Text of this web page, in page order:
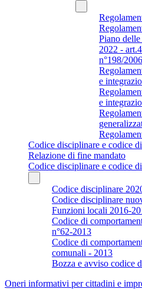
Piano
2022 -
n°198/2006
e
e
Codice disciplinare e codice
Relazione di fine mandato
Codice disciplinare e codice
Codice disciplinare
Codice disciplinare
Funzioni locali 2016-
Codice di
n°62-2013
Codice di
comunali - 2013
Bozza e avviso codice
Oneri informativi per cittadini e